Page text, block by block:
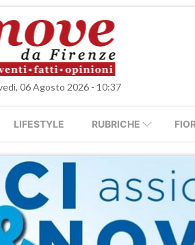
06 Agosto 2026 - 10:37
LIFESTYLE RUBRICHE